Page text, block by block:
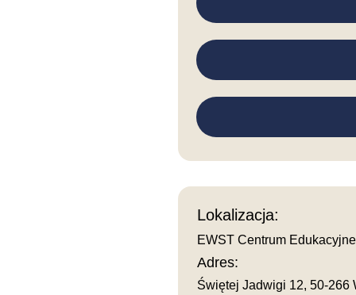
Lokalizacja:
EWST Centrum Edukacyjne
Adres:
Świętej Jadwigi 12, 50-266